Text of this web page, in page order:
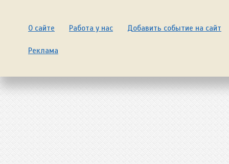
О сайте Работа у нас Добавить событие на сайт
Реклама